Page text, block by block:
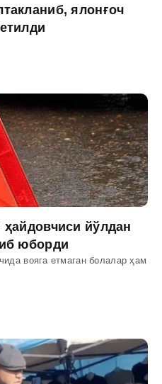
ялонғоч
йўлдан
юборди
вояга етмаган болалар ҳам